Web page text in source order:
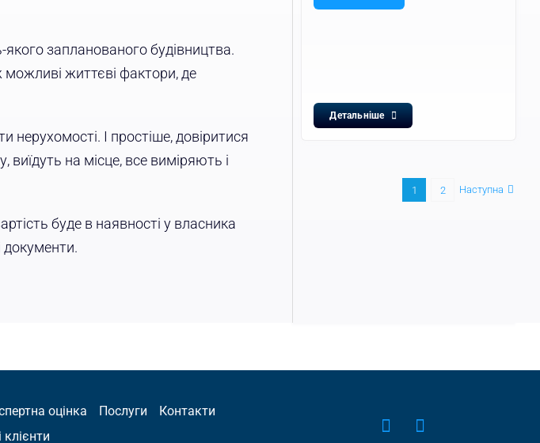
запланованого будівництва.
життєві фактори, де
нерухомості. І простіше, довіритися
виїдуть на місце, все виміряють і
буде в наявності у власника
документи.
Детальніше
1 2 Наступна
оцінка Послуги
Контакти
клієнти